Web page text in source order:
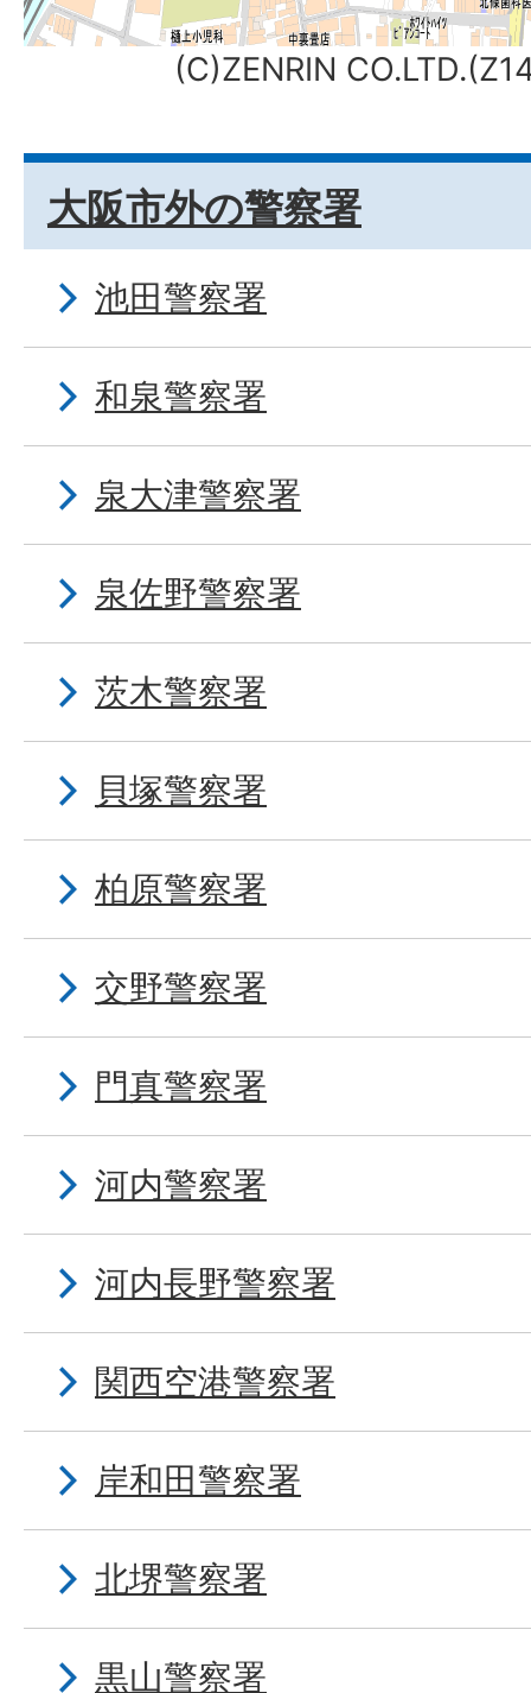
(C)ZENRIN
大阪市外の警察署
池田警察署
和泉警察署
泉大津警察署
泉佐野警察署
茨木警察署
貝塚警察署
柏原警察署
交野警察署
門真警察署
河内警察署
河内長野警察署
関西空港警察署
岸和田警察署
北堺警察署
黒山警察署